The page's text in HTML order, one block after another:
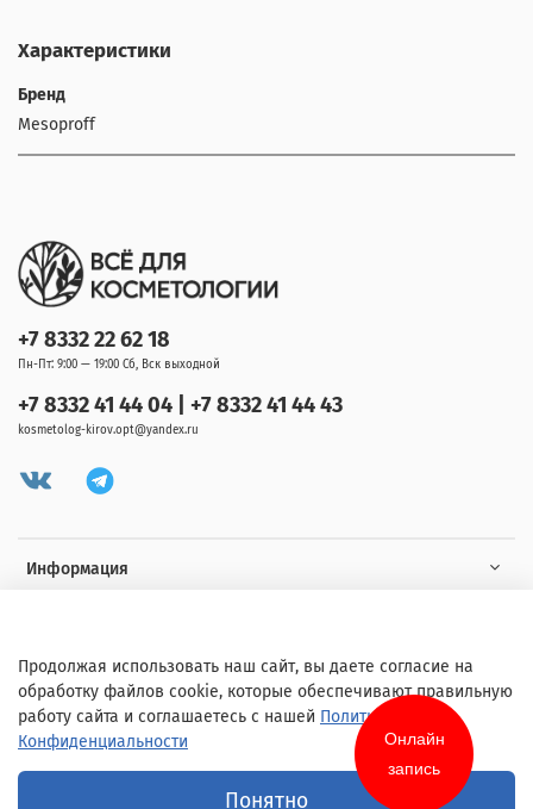
Характеристики
Бренд
Mesoproff
Информация
+7 8332 22 62 18
Пн-Пт: 9:00 — 19:00 Сб, Вск выходной
+7 8332 41 44 04 | +7 8332 41 44 43
kosmetolog-kirov.opt@yandex.ru
© 2020 Любое использование контента без письменного разрешения
Продолжая использовать наш сайт, вы даете согласие на
обработку файлов cookie, которые обеспечивают правильную
работу сайта и соглашаетесь с нашей Политикой
Конфиденциальности
Понятно
Онлайн
запись